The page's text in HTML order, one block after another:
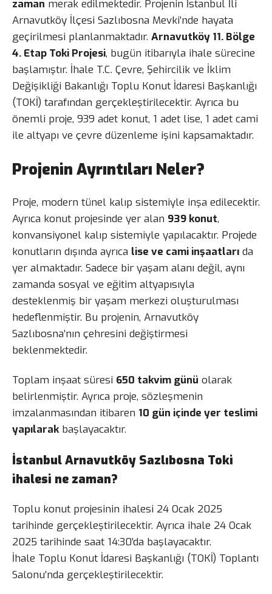
zaman merak edilmektedir. Projenin İstanbul İli
Arnavutköy İlçesi Sazlıbosna Mevki’nde hayata
geçirilmesi planlanmaktadır. Arnavutköy 11. Bölge
4. Etap Toki Projesi, bugün itibarıyla ihale sürecine
başlamıştır. İhale T.C. Çevre, Şehircilik ve İklim
Değişikliği Bakanlığı Toplu Konut İdaresi Başkanlığı
(TOKİ) tarafından gerçekleştirilecektir. Ayrıca bu
önemli proje, 939 adet konut, 1 adet lise, 1 adet cami
ile altyapı ve çevre düzenleme işini kapsamaktadır.
Projenin Ayrıntıları Neler?
Proje, modern tünel kalıp sistemiyle inşa edilecektir.
Ayrıca konut projesinde yer alan 939 konut,
konvansiyonel kalıp sistemiyle yapılacaktır. Projede
konutların dışında ayrıca lise ve cami inşaatları da
yer almaktadır. Sadece bir yaşam alanı değil, aynı
zamanda sosyal ve eğitim altyapısıyla
desteklenmiş bir yaşam merkezi oluşturulması
hedeflenmiştir. Bu projenin, Arnavutköy
Sazlıbosna’nın çehresini değiştirmesi
beklenmektedir.
Toplam inşaat süresi 650 takvim günü olarak
belirlenmiştir. Ayrıca proje, sözleşmenin
imzalanmasından itibaren 10 gün içinde yer teslimi
yapılarakbaşlayacaktır.
İstanbul Arnavutköy Sazlıbosna Toki
ihalesi ne zaman?
Toplu konut projesinin ihalesi 24 Ocak 2025
tarihinde gerçekleştirilecektir. Ayrıca ihale 24 Ocak
2025 tarihinde saat 14:30’da başlayacaktır.
İhale Toplu Konut İdaresi Başkanlığı (TOKİ) Toplantı
Salonu’nda gerçekleştirilecektir.